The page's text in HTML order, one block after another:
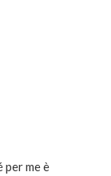
per me è